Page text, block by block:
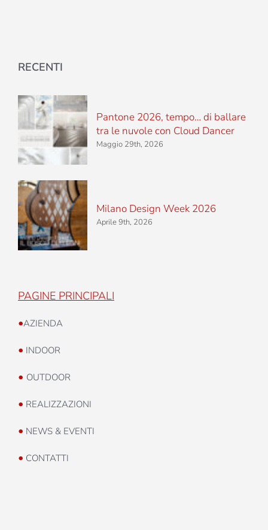
RECENTI
Pantone 2026, tempo… di ballare
tra le nuvole con Cloud Dancer
Maggio 29th, 2026
Milano Design Week 2026
Aprile 9th, 2026
PAGINE PRINCIPALI
•AZIENDA
• INDOOR
• OUTDOOR
• REALIZZAZIONI
• NEWS & EVENTI
• CONTATTI